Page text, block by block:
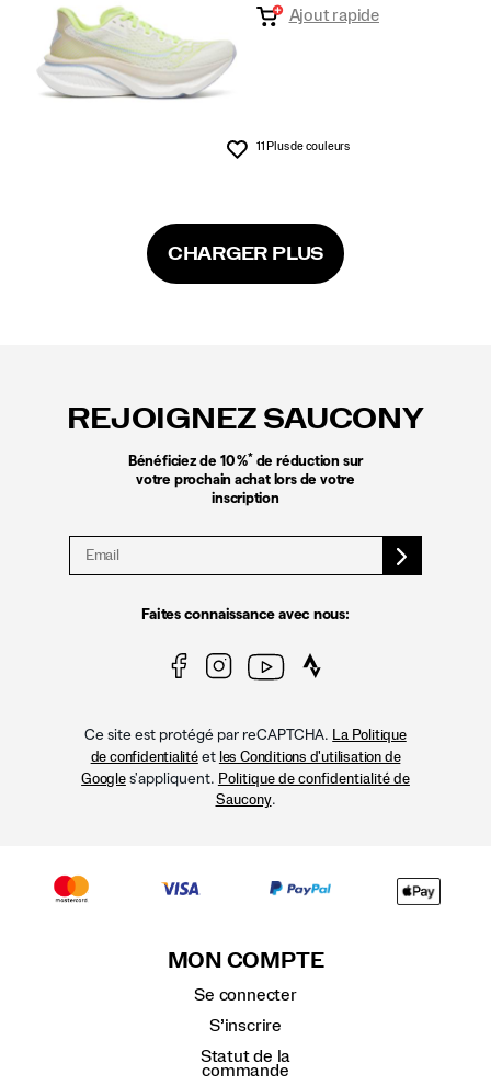
Liste de souhaits
Ajout rapide
11 Plus de couleurs
CHARGER PLUS
REJOIGNEZ SAUCONY
Bénéficiez de 10 %* de réduction sur
votre prochain achat lors de votre
inscription
Faites connaissance avec nous:
Ce site est protégé par reCAPTCHA.
La Politique
de confidentialitéet les Conditions d'utilisation de
Googles'appliquent. Politique de confidentialité de
Saucony.
MON COMPTE
Se connecter
S’inscrire
Statut de la
commande